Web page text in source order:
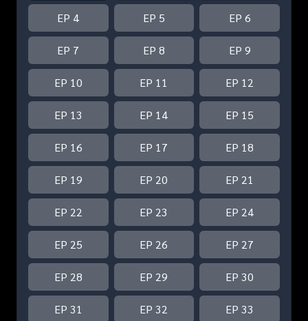
EP 4 EP 5 EP 6
EP 7 EP 8 EP 9
EP 10 EP 11 EP 12
EP 13 EP 14 EP 15
EP 16 EP 17 EP 18
EP 19 EP 20 EP 21
EP 22 EP 23 EP 24
EP 25 EP 26 EP 27
EP 28 EP 29 EP 30
EP 31 EP 32 EP 33